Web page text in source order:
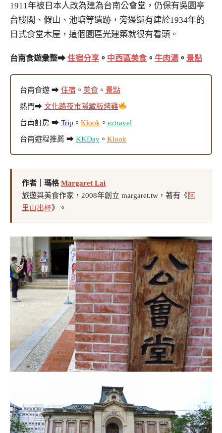
1911年被日本人改為建為台南公會堂，仍保有吳園亭
台樓閣、假山、池塘等遺跡，旁邊還有建於1934年的
日式食堂木屋，這個園區光建築就很有看頭。
台南食遊彙整➡ 住宿分享 。 中西區美食。 牛肉湯 。 景點
台南食遊 ➡ 住宿 。 美食。 景點
熱門➡ 文化路夜市隱藏版烤雞
台南訂房 ➡ Trip 。 Klook 。 eztravel
台南遊程推薦 ➡ KKDay。 Klook
作者｜瑪格Margaret Lai
旅遊與美食作家，2008年創立 margaret.tw，著有《阿
里山出杯》。